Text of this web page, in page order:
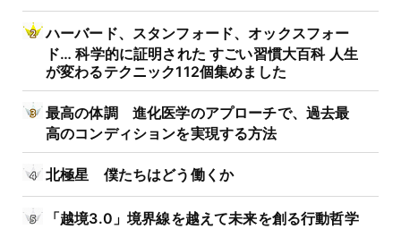
ハーバード、スタンフォード、オックスフォー
ド… 科学的に証明された すごい習慣大百科 人生
が変わるテクニック112個集めました
最高の体調 進化医学のアプローチで、過去最
高のコンディションを実現する方法
北極星 僕たちはどう働くか
「越境3.0」境界線を越えて未来を創る行動哲学